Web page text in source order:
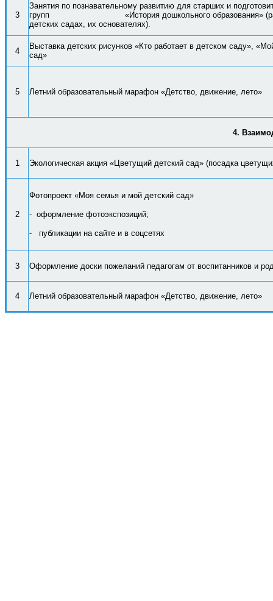
3
Занятия по познавательному развитию для старших и
групп «История дошкольного образования»
детских садах, их основателях).
4
Выставка детских рисунков «Кто работает в детском саду»,
сад»
5 Летний образовательный марафон «Детство, движение, лето»
4.
1 Экологическая акция «Цветущий детский сад» (посадка
2
Фотопроект «Моя семья и мой детский сад»
- оформление фотоэкспозиций;
- публикации на сайте и в соцсетях
3 Оформление доски пожеланий педагогам от воспитанников и
4 Летний образовательный марафон «Детство, движение, лето»